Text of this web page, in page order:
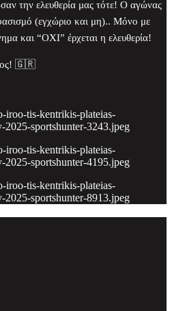
την ελευθερία μας τότε! Ο αγώνας
(εγχώριο και μη).. Μόνο με
και “ΟΧΙ” έρχεται η ελευθερία!
🇬🇷